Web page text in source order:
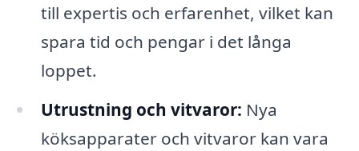
till expertis och erfarenhet, vilket kan
spara tid och pengar i det långa
loppet.
Utrustning och vitvaror: Nya
köksapparater och vitvaror kan vara